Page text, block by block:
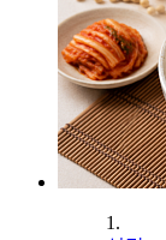
1.